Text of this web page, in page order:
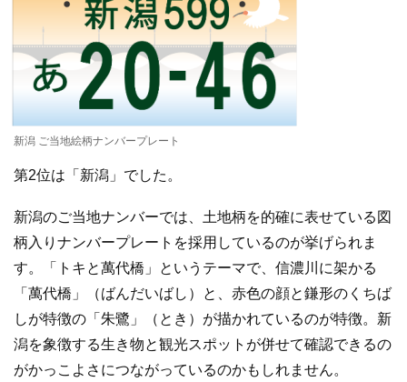
新潟 ご当地絵柄ナンバープレート
第2位は「新潟」でした。
新潟のご当地ナンバーでは、土地柄を的確に表せている図
柄入りナンバープレートを採用しているのが挙げられま
す。「トキと萬代橋」というテーマで、信濃川に架かる
「萬代橋」（ばんだいばし）と、赤色の顔と鎌形のくちば
しが特徴の「朱鷺」（とき）が描かれているのが特徴。新
潟を象徴する生き物と観光スポットが併せて確認できるの
がかっこよさにつながっているのかもしれません。